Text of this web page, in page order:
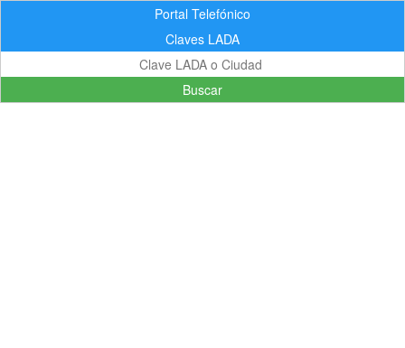
Portal Telefónico
Claves LADA
Buscar